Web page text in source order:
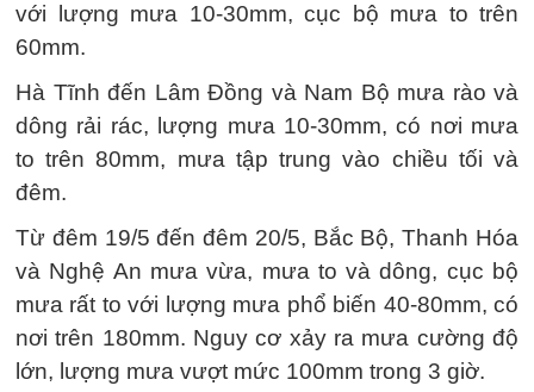
với lượng mưa 10-30mm, cục bộ mưa to trên
60mm.
Hà Tĩnh đến Lâm Đồng và Nam Bộ mưa rào và
dông rải rác, lượng mưa 10-30mm, có nơi mưa
to trên 80mm, mưa tập trung vào chiều tối và
đêm.
Từ đêm 19/5 đến đêm 20/5, Bắc Bộ, Thanh Hóa
và Nghệ An mưa vừa, mưa to và dông, cục bộ
mưa rất to với lượng mưa phổ biến 40-80mm, có
nơi trên 180mm. Nguy cơ xảy ra mưa cường độ
lớn, lượng mưa vượt mức 100mm trong 3 giờ.